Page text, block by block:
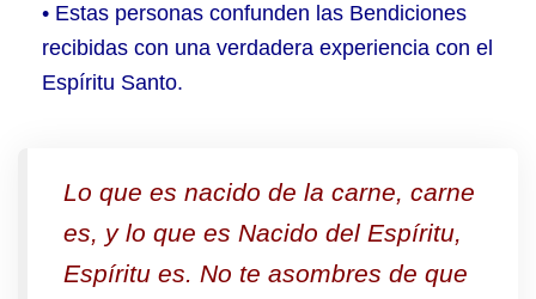
• Estas personas confunden las Bendiciones
recibidas con una verdadera experiencia con el
Espíritu Santo.
Lo que es nacido de la carne, carne
es, y lo que es Nacido del Espíritu,
Espíritu es. No te asombres de que